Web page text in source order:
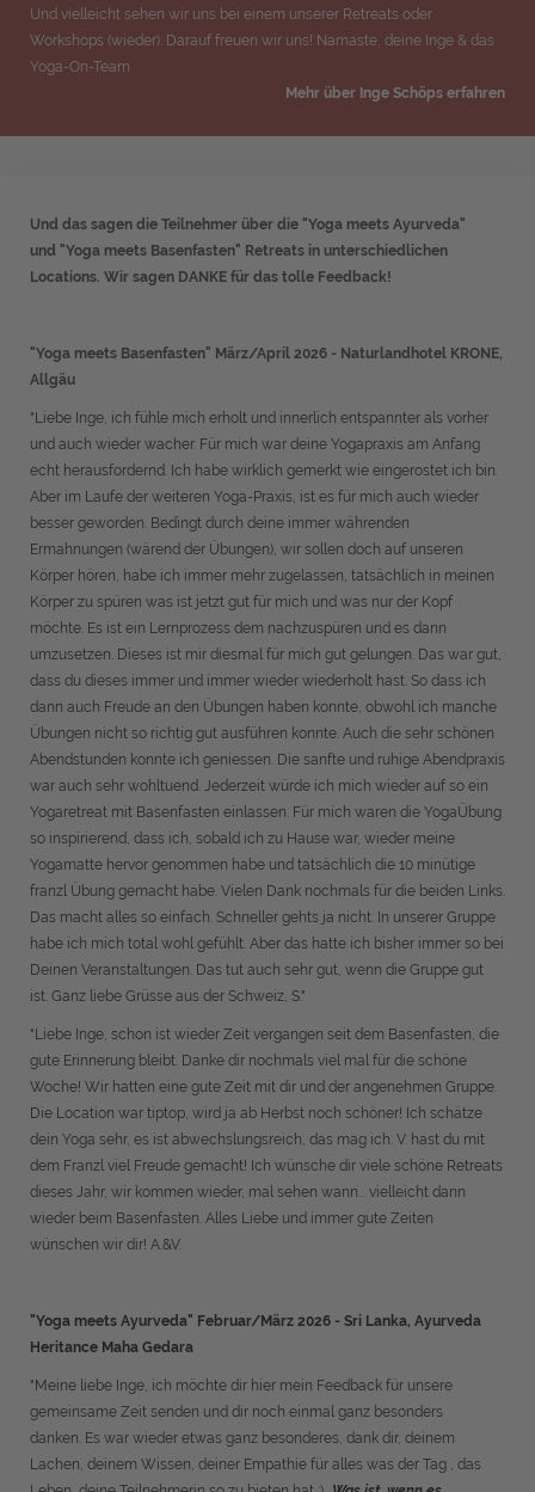
Und vielleicht sehen wir uns bei einem unserer Retreats oder
Workshops (wieder). Darauf freuen wir uns! Namaste, deine Inge & das
Yoga-On-Team
Mehr über Inge Schöps erfahren
Und das sagen die Teilnehmer über die "Yoga meets Ayurveda"
und "Yoga meets Basenfasten" Retreats in unterschiedlichen
Locations. Wir sagen DANKE für das tolle Feedback!
"Yoga meets Basenfasten" März/April 2026 - Naturlandhotel KRONE,
Allgäu
"Liebe Inge, ich fühle mich erholt und innerlich entspannter als vorher
und auch wieder wacher. Für mich war deine Yogapraxis am Anfang
echt herausfordernd. Ich habe wirklich gemerkt wie eingerostet ich bin.
Aber im Laufe der weiteren Yoga-Praxis, ist es für mich auch wieder
besser geworden. Bedingt durch deine immer währenden
Ermahnungen (wärend der Übungen), wir sollen doch auf unseren
Körper hören, habe ich immer mehr zugelassen, tatsächlich in meinen
Körper zu spüren was ist jetzt gut für mich und was nur der Kopf
möchte. Es ist ein Lernprozess dem nachzuspüren und es dann
umzusetzen. Dieses ist mir diesmal für mich gut gelungen. Das war gut,
dass du dieses immer und immer wieder wiederholt hast. So dass ich
dann auch Freude an den Übungen haben konnte, obwohl ich manche
Übungen nicht so richtig gut ausführen konnte. Auch die sehr schönen
Abendstunden konnte ich geniessen. Die sanfte und ruhige Abendpraxis
war auch sehr wohltuend. Jederzeit würde ich mich wieder auf so ein
Yogaretreat mit Basenfasten einlassen. Für mich waren die YogaÜbung
so inspirierend, dass ich, sobald ich zu Hause war, wieder meine
Yogamatte hervor genommen habe und tatsächlich die 10 minütige
franzl Übung gemacht habe. Vielen Dank nochmals für die beiden Links.
Das macht alles so einfach. Schneller gehts ja nicht. In unserer Gruppe
habe ich mich total wohl gefühlt. Aber das hatte ich bisher immer so bei
Deinen Veranstaltungen. Das tut auch sehr gut, wenn die Gruppe gut
ist. Ganz liebe Grüsse aus der Schweiz, S."
"Liebe Inge, schon ist wieder Zeit vergangen seit dem Basenfasten, die
gute Erinnerung bleibt. Danke dir nochmals viel mal für die schöne
Woche! Wir hatten eine gute Zeit mit dir und der angenehmen Gruppe.
Die Location war tiptop, wird ja ab Herbst noch schöner! Ich schätze
dein Yoga sehr, es ist abwechslungsreich, das mag ich. V. hast du mit
dem Franzl viel Freude gemacht! Ich wünsche dir viele schöne Retreats
dieses Jahr, wir kommen wieder, mal sehen wann... vielleicht dann
wieder beim Basenfasten. Alles Liebe und immer gute Zeiten
wünschen wir dir! A.&V.
"Yoga meets Ayurveda" Februar/März 2026 - Sri Lanka, Ayurveda
Heritance Maha Gedara
"Meine liebe Inge, ich möchte dir hier mein Feedback für unsere
gemeinsame Zeit senden und dir noch einmal ganz besonders
danken. Es war wieder etwas ganz besonderes, dank dir, deinem
Lachen, deinem Wissen, deiner Empathie für alles was der Tag , das